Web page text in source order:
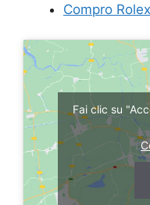
Compro
Fai clic su